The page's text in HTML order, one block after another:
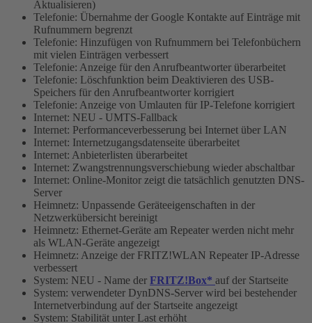
Aktualisieren)
Telefonie: Übernahme der Google Kontakte auf Einträge mit
Rufnummern begrenzt
Telefonie: Hinzufügen von Rufnummern bei Telefonbüchern
mit vielen Einträgen verbessert
Telefonie: Anzeige für den Anrufbeantworter überarbeitet
Telefonie: Löschfunktion beim Deaktivieren des USB-
Speichers für den Anrufbeantworter korrigiert
Telefonie: Anzeige von Umlauten für IP-Telefone korrigiert
Internet: NEU - UMTS-Fallback
Internet: Performanceverbesserung bei Internet über LAN
Internet: Internetzugangsdatenseite überarbeitet
Internet: Anbieterlisten überarbeitet
Internet: Zwangstrennungsverschiebung wieder abschaltbar
Internet: Online-Monitor zeigt die tatsächlich genutzten DNS-
Server
Heimnetz: Unpassende Geräteeigenschaften in der
Netzwerkübersicht bereinigt
Heimnetz: Ethernet-Geräte am Repeater werden nicht mehr
als WLAN-Geräte angezeigt
Heimnetz: Anzeige der FRITZ!WLAN Repeater IP-Adresse
verbessert
System: NEU - Name der FRITZ!Box* auf der Startseite
System: verwendeter DynDNS-Server wird bei bestehender
Internetverbindung auf der Startseite angezeigt
System: Stabilität unter Last erhöht